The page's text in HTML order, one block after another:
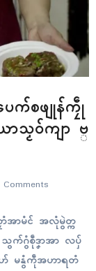
ေက်စဖျုန်ကၠဵု
သၟဝ်ကျာ ဗ္
Comments
အာမံၚ် အလုံမွဲတ္က
က်ဂွံစဵုဒၞာအာ လပှ်
ၜိုဟ် မနွံကဵုအဟာရတံ